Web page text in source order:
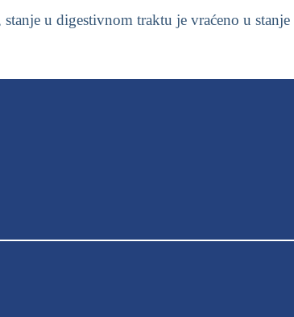
u digestivnom traktu je vraćeno u stanje